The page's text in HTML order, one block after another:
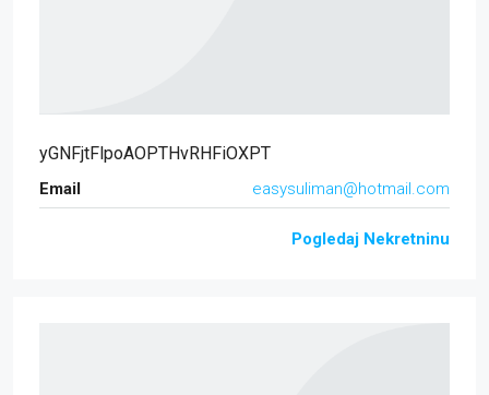
yGNFjtFlpoAOPTHvRHFiOXPT
Email easysuliman@hotmail.com
Pogledaj Nekretninu